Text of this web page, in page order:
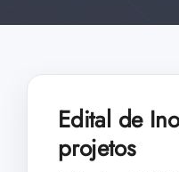
Edital de
projetos